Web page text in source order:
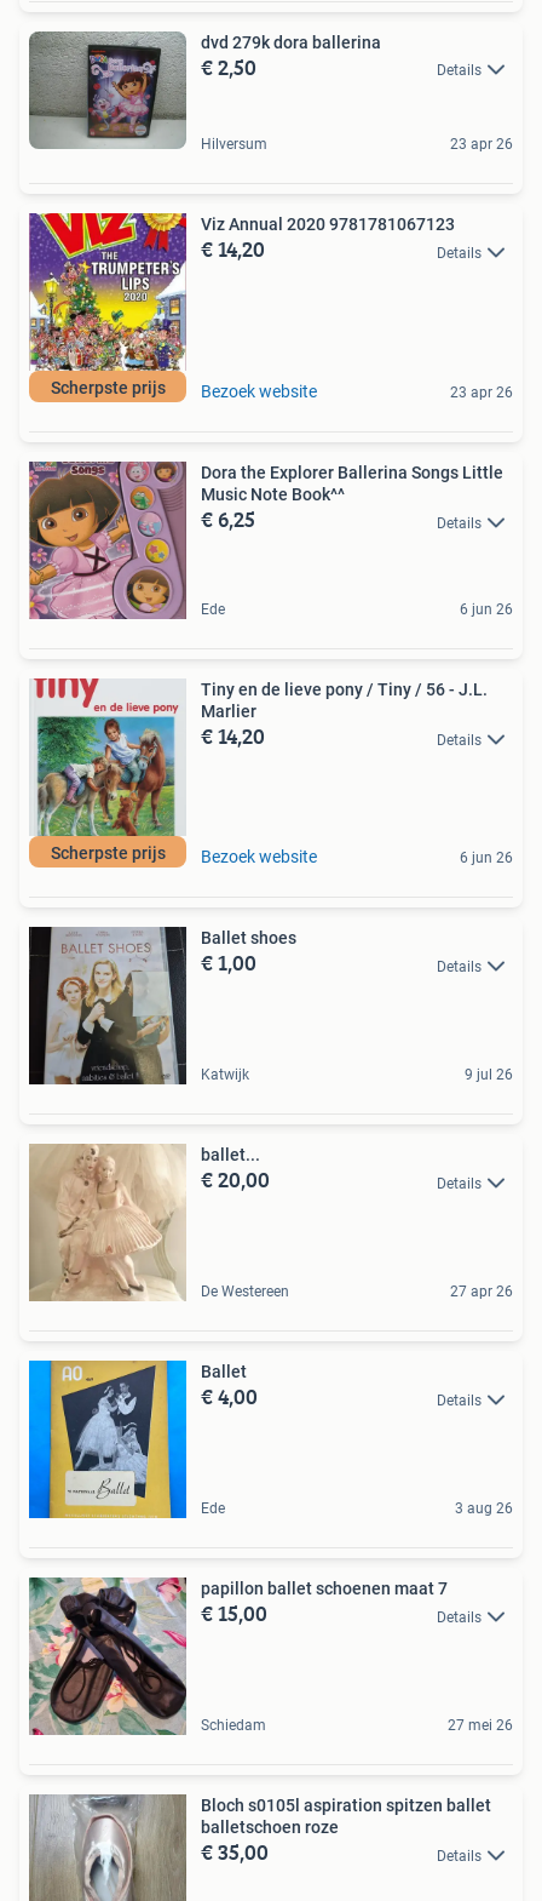
dvd 279k dora ballerina
€ 2,50 Details
Hilversum 23 apr 26
Scherpste prijs
Viz Annual 2020 9781781067123
€ 14,20 Details
Bezoek website 23 apr 26
Dora the Explorer Ballerina Songs Little
Music Note Book^^
€ 6,25 Details
Ede 6 jun 26
Scherpste prijs
Tiny en de lieve pony / Tiny / 56 - J.L.
Marlier
€ 14,20 Details
Bezoek website 6 jun 26
Ballet shoes
€ 1,00 Details
Katwijk 9 jul 26
ballet...
€ 20,00 Details
De Westereen 27 apr 26
Ballet
€ 4,00 Details
Ede 3 aug 26
papillon ballet schoenen maat 7
€ 15,00 Details
Schiedam 27 mei 26
Bloch s0105l aspiration spitzen ballet
balletschoen roze
€ 35,00 Details